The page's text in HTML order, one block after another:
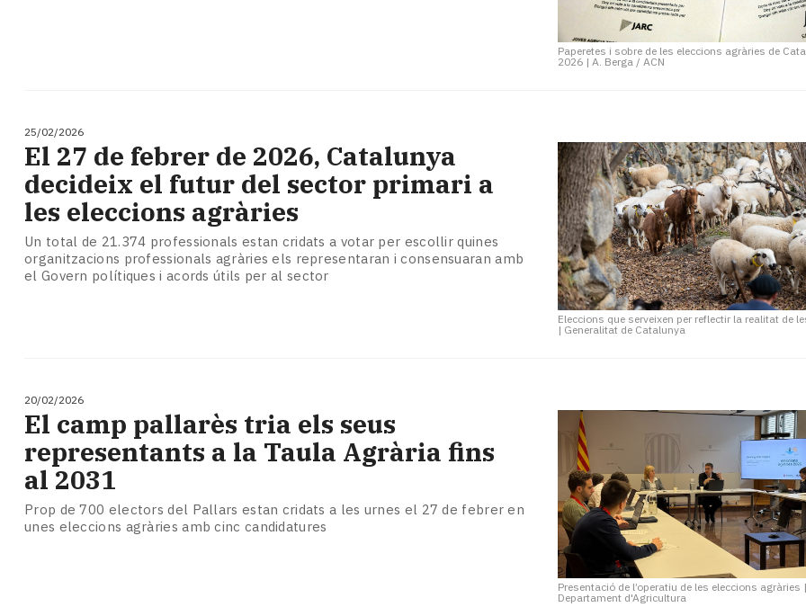
Paperetes i sobre de les eleccions agràries de
2026 |A. Berga / ACN
25/02/2026
Eleccions que serveixen per reflectir la realitat de
| Generalitat de Catalunya
El 27 de febrer de 2026, Catalunya
decideix el futur del sector primari a
les eleccions agràries
Un total de 21.374 professionals estan cridats a votar per escollir quines
organitzacions professionals agràries els representaran i consensuaran amb
el Govern polítiques i acords útils per al sector
20/02/2026
Presentació de l’operatiu de les eleccions agràries
Departament d'Agricultura
El camp pallarès tria els seus
representants a la Taula Agrària fins
al 2031
Prop de 700 electors del Pallars estan cridats a les urnes el 27 de febrer en
unes eleccions agràries amb cinc candidatures